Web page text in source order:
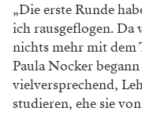
„Die erste Runde
ich rausgeflogen. Da
nichts mehr mit dem
Paula Nocker
vielversprechend,
studieren, ehe sie